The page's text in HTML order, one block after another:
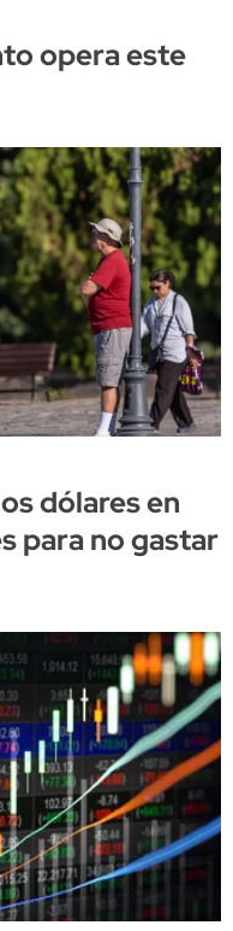
opera este
dólares en
para no gastar